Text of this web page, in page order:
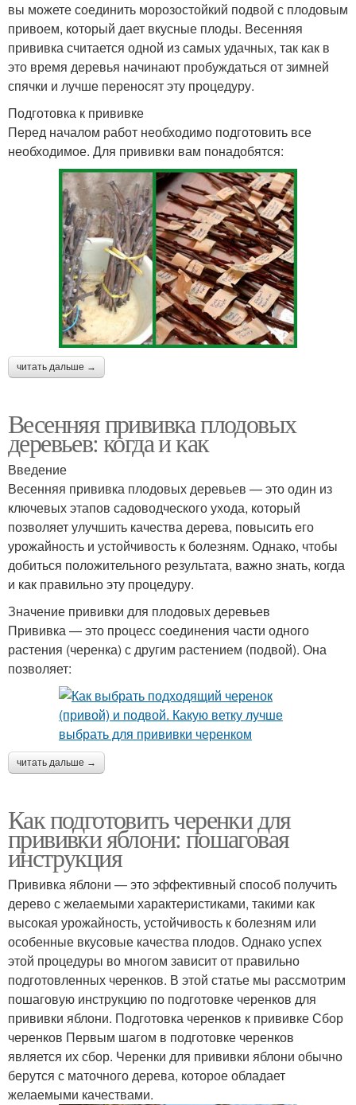
вы можете соединить морозостойкий подвой с плодовым
привоем, который дает вкусные плоды. Весенняя
прививка считается одной из самых удачных, так как в
это время деревья начинают пробуждаться от зимней
спячки и лучше переносят эту процедуру.
Подготовка к прививке
Перед началом работ необходимо подготовить все
необходимое. Для прививки вам понадобятся:
читать дальше →
Весенняя прививка плодовых
деревьев: когда и как
Введение
Весенняя прививка плодовых деревьев — это один из
ключевых этапов садоводческого ухода, который
позволяет улучшить качества дерева, повысить его
урожайность и устойчивость к болезням. Однако, чтобы
добиться положительного результата, важно знать, когда
и как правильно эту процедуру.
Значение прививки для плодовых деревьев
Прививка — это процесс соединения части одного
растения (черенка) с другим растением (подвой). Она
позволяет:
читать дальше →
Как подготовить черенки для
прививки яблони: пошаговая
инструкция
Прививка яблони — это эффективный способ получить
дерево с желаемыми характеристиками, такими как
высокая урожайность, устойчивость к болезням или
особенные вкусовые качества плодов. Однако успех
этой процедуры во многом зависит от правильно
подготовленных черенков. В этой статье мы рассмотрим
пошаговую инструкцию по подготовке черенков для
прививки яблони. Подготовка черенков к прививке Сбор
черенков Первым шагом в подготовке черенков
является их сбор. Черенки для прививки яблони обычно
берутся с маточного дерева, которое обладает
желаемыми качествами.